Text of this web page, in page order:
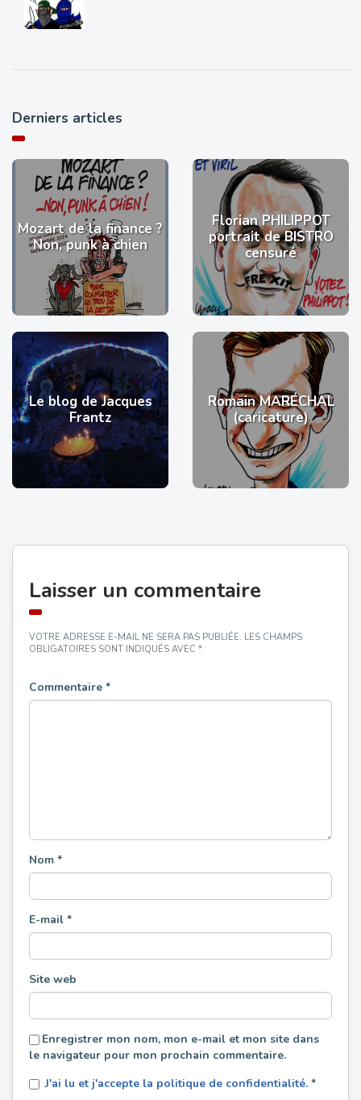
Derniers articles
Mozart de la finance ?
Non, punk à chien
Florian PHILIPPOT
portrait de BISTRO
censuré
Le blog de Jacques
Frantz
Romain MARÉCHAL
(caricature)
Laisser un commentaire
VOTRE ADRESSE E-MAIL NE SERA PAS PUBLIÉE. LES CHAMPS
OBLIGATOIRES SONT INDIQUÉS AVEC *
Commentaire *
Nom *
E-mail *
Site web
Enregistrer mon nom, mon e-mail et mon site dans
le navigateur pour mon prochain commentaire.
J'ai lu et j'accepte la politique de confidentialité. *